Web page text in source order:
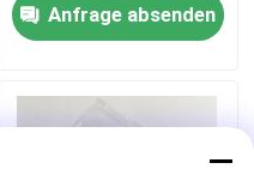
Anfrage absenden